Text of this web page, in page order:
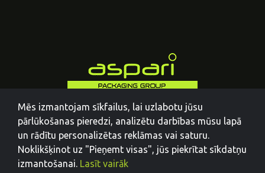
Mēs izmantojam sīkfailus, lai uzlabotu jūsu
pārlūkošanas pieredzi, analizētu darbības mūsu lapā
un rādītu personalizētas reklāmas vai saturu.
Noklikšķinot uz "Pieņemt visas", jūs piekrītat sīkdatņu
izmantošanai. Lasīt vairāk